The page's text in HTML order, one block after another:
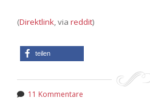
(Direktlink, via reddit)
teilen
11 Kommentare